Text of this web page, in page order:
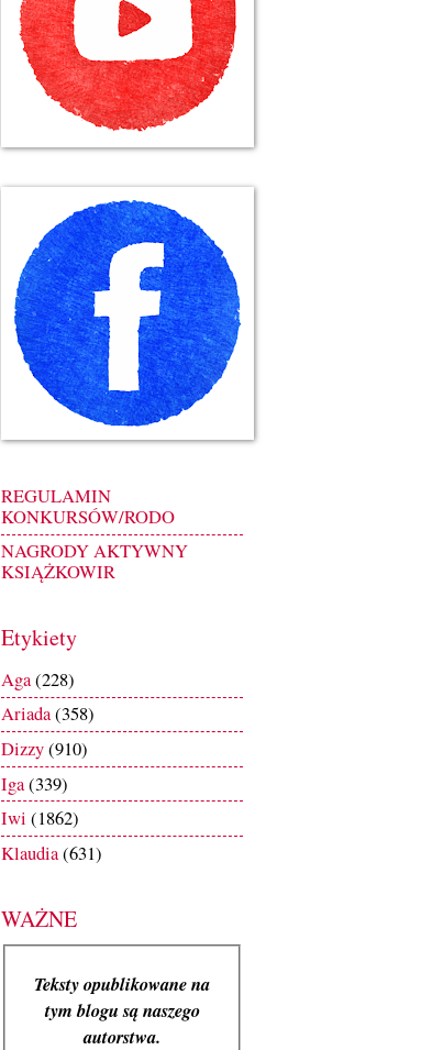
REGULAMIN
KONKURSÓW/RODO
NAGRODY AKTYWNY
KSIĄŻKOWIR
Etykiety
Aga(228)
Ariada(358)
Dizzy(910)
Iga(339)
Iwi (1862)
Klaudia(631)
WAŻNE
Teksty opublikowane na
tym blogu są naszego
autorstwa.